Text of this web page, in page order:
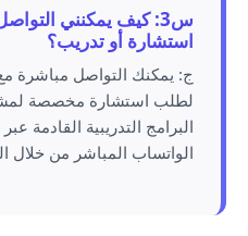
س3: كيف يمكنني
استشارة أو تدريب؟
ج: يمكنك التواصل مباشرة
لطلب استشارة مخصصة
البرامج التدريبية القادمة
الواتساب المباشر من خلال